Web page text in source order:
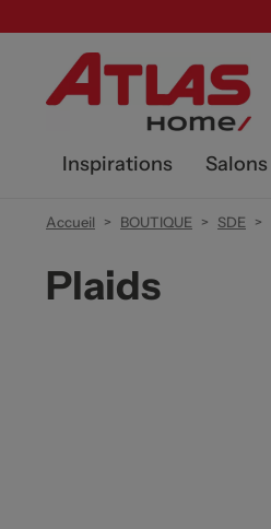
Inspirations Salons
Accueil BOUTIQUE SDE
Plaids